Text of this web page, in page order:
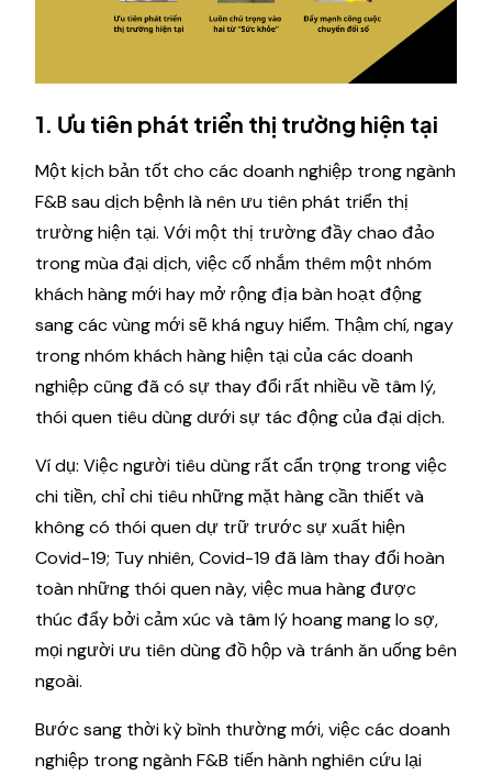
1. Ưu tiên phát triển thị trường hiện tại
Một kịch bản tốt cho các doanh nghiệp trong ngành
F&B sau dịch bệnh là nên ưu tiên phát triển thị
trường hiện tại. Với một thị trường đầy chao đảo
trong mùa đại dịch, việc cố nhắm thêm một nhóm
khách hàng mới hay mở rộng địa bàn hoạt động
sang các vùng mới sẽ khá nguy hiểm. Thậm chí, ngay
trong nhóm khách hàng hiện tại của các doanh
nghiệp cũng đã có sự thay đổi rất nhiều về tâm lý,
thói quen tiêu dùng dưới sự tác động của đại dịch.
Ví dụ: Việc người tiêu dùng rất cẩn trọng trong việc
chi tiền, chỉ chi tiêu những mặt hàng cần thiết và
không có thói quen dự trữ trước sự xuất hiện
Covid-19; Tuy nhiên, Covid-19 đã làm thay đổi hoàn
toàn những thói quen này, việc mua hàng được
thúc đẩy bởi cảm xúc và tâm lý hoang mang lo sợ,
mọi người ưu tiên dùng đồ hộp và tránh ăn uống bên
ngoài.
Bước sang thời kỳ bình thường mới, việc các doanh
nghiệp trong ngành F&B tiến hành nghiên cứu lại